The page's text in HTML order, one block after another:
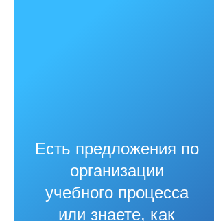
Есть предложения по
организации
учебного процесса
или знаете, как